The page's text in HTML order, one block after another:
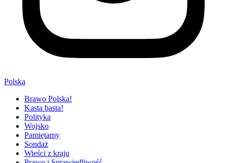
Polska
Brawo Polska!
Kasta basta!
Polityka
Wojsko
Pamiętamy
Sondaż
Wieści z kraju